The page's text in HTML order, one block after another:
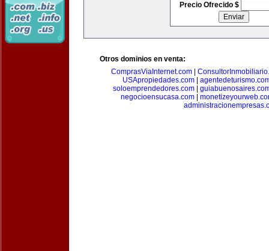
Precio Ofrecido $
Otros dominios en venta:
ComprasViaInternet.com
USApropiedades.com|
soloemprendedores.com|
negocioensucasa.com